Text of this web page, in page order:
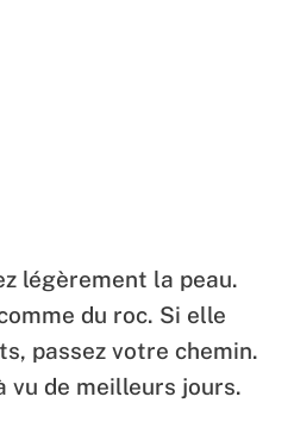
légèrement la peau.
du roc. Si elle
passez votre chemin.
vu de meilleurs jours.